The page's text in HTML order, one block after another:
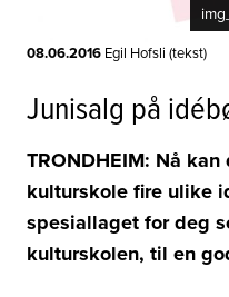
08.06.2016 Egil Hofsli (tekst)
Junisalg på
TRONDHEIM: Nå
kulturskole fire ulike
spesiallaget for deg
kulturskolen, til en